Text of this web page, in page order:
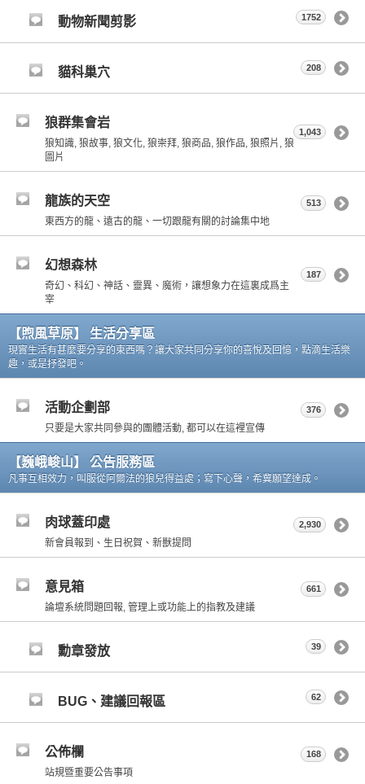
動物新聞剪影 1752
貓科巢穴 208
狼群集會岩
狼知識, 狼故事, 狼文化, 狼崇拜, 狼商品, 狼作品, 狼照片, 狼
圖片
1,043
龍族的天空
東西方的龍、遠古的龍、一切跟龍有關的討論集中地
513
幻想森林
奇幻、科幻、神話、靈異、魔術，讓想象力在這裏成爲主
宰
187
【煦風草原】 生活分享區
現實生活有甚麼要分享的東西嗎？讓大家共同分享你的喜悅及回憶，點滴生活樂
趣，或是抒發吧。
活動企劃部
只要是大家共同參與的團體活動, 都可以在這裡宣傳
376
【巍峨峻山】 公告服務區
凡事互相效力，叫服從阿爾法的狼兒得益處；寫下心聲，希冀願望達成。
肉球蓋印處
新會員報到、生日祝賀、新獸提問
2,930
意見箱
論壇系統問題回報, 管理上或功能上的指教及建議
661
勳章發放 39
BUG、建議回報區 62
公佈欄
站規暨重要公告事項
168